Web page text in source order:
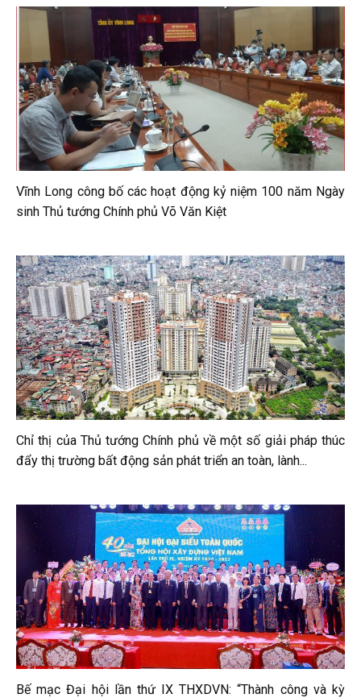
Vĩnh Long công bố các hoạt động kỷ niệm 100 năm Ngày
sinh Thủ tướng Chính phủ Võ Văn Kiệt
Chỉ thị của Thủ tướng Chính phủ về một số giải pháp thúc
đẩy thị trường bất động sản phát triển an toàn, lành...
Bế mạc Đại hội lần thứ IX THXDVN: “Thành công và kỳ